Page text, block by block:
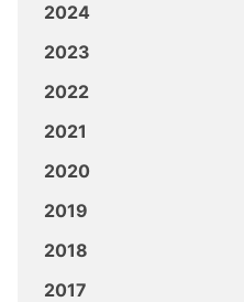
2024
2023
2022
2021
2020
2019
2018
2017